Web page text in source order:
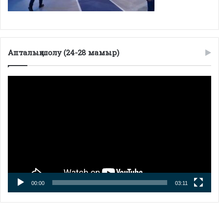
Апталық шолу (24-28 мамыр)
00:00 03:11